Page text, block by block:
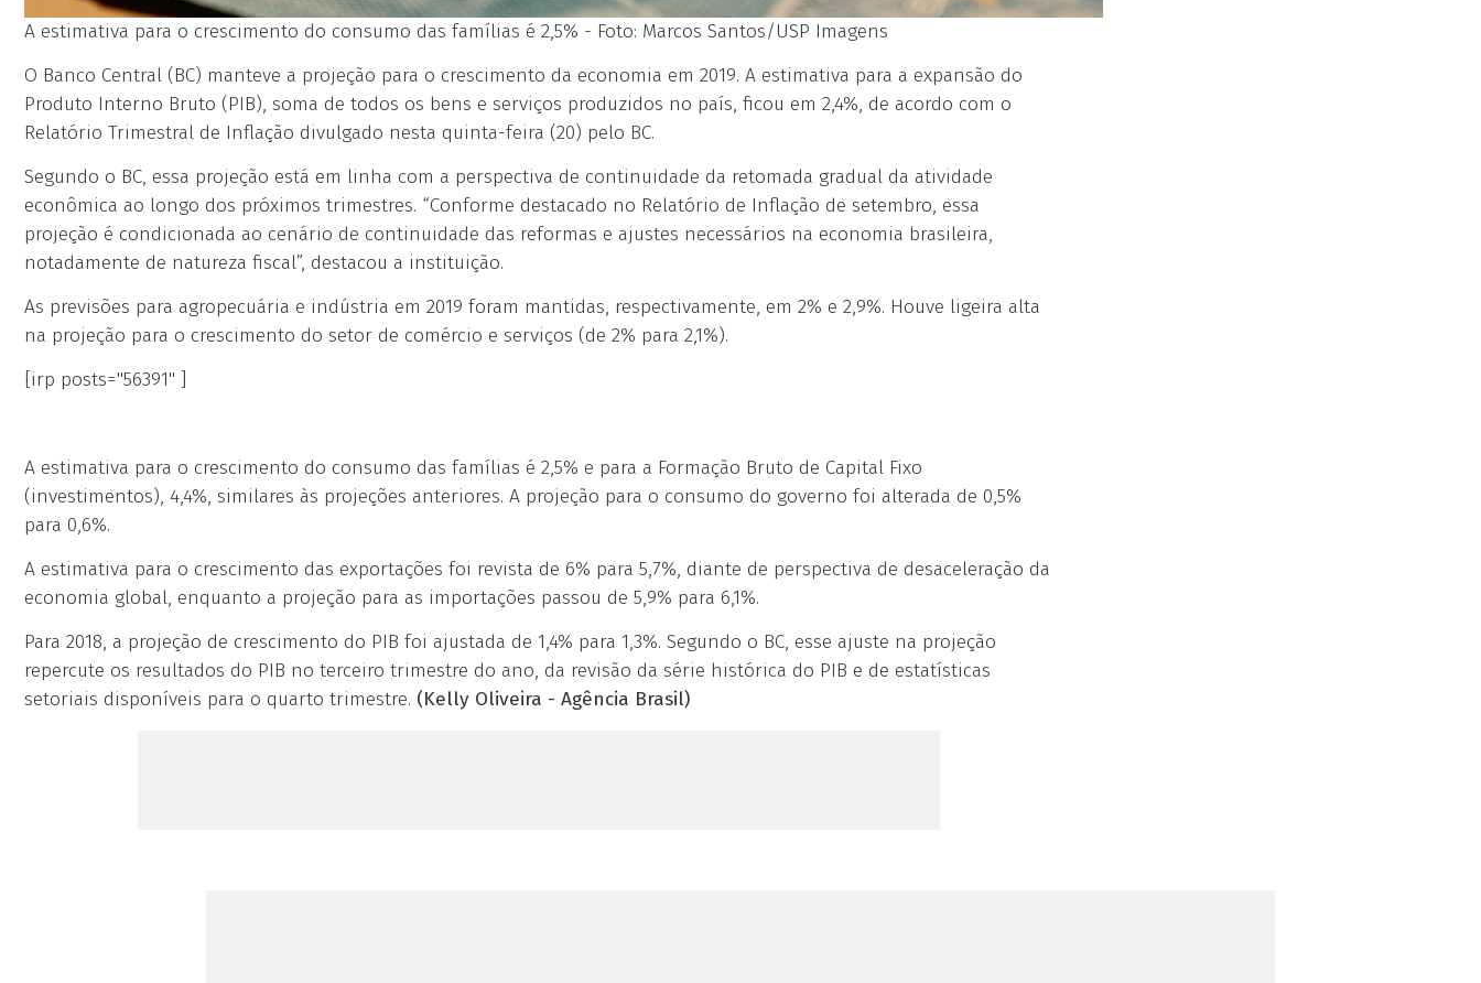
A estimativa para o crescimento do consumo das famílias é 2,5% - Foto: Marcos Santos/USP Imagens
O Banco Central (BC) manteve a projeção para o crescimento da economia em 2019. A estimativa para a expansão do
Produto Interno Bruto (PIB), soma de todos os bens e serviços produzidos no país, ficou em 2,4%, de acordo com o
Relatório Trimestral de Inflação divulgado nesta quinta-feira (20) pelo BC.
Segundo o BC, essa projeção está em linha com a perspectiva de continuidade da retomada gradual da atividade
econômica ao longo dos próximos trimestres. “Conforme destacado no Relatório de Inflação de setembro, essa
projeção é condicionada ao cenário de continuidade das reformas e ajustes necessários na economia brasileira,
notadamente de natureza fiscal”, destacou a instituição.
As previsões para agropecuária e indústria em 2019 foram mantidas, respectivamente, em 2% e 2,9%. Houve ligeira alta
na projeção para o crescimento do setor de comércio e serviços (de 2% para 2,1%).
[irp posts="56391" ]
A estimativa para o crescimento do consumo das famílias é 2,5% e para a Formação Bruto de Capital Fixo
(investimentos), 4,4%, similares às projeções anteriores. A projeção para o consumo do governo foi alterada de 0,5%
para 0,6%.
A estimativa para o crescimento das exportações foi revista de 6% para 5,7%, diante de perspectiva de desaceleração da
economia global, enquanto a projeção para as importações passou de 5,9% para 6,1%.
Para 2018, a projeção de crescimento do PIB foi ajustada de 1,4% para 1,3%. Segundo o BC, esse ajuste na projeção
repercute os resultados do PIB no terceiro trimestre do ano, da revisão da série histórica do PIB e de estatísticas
setoriais disponíveis para o quarto trimestre. (Kelly Oliveira - Agência Brasil)